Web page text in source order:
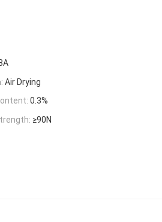
Air Drying
0.3%
≥90N